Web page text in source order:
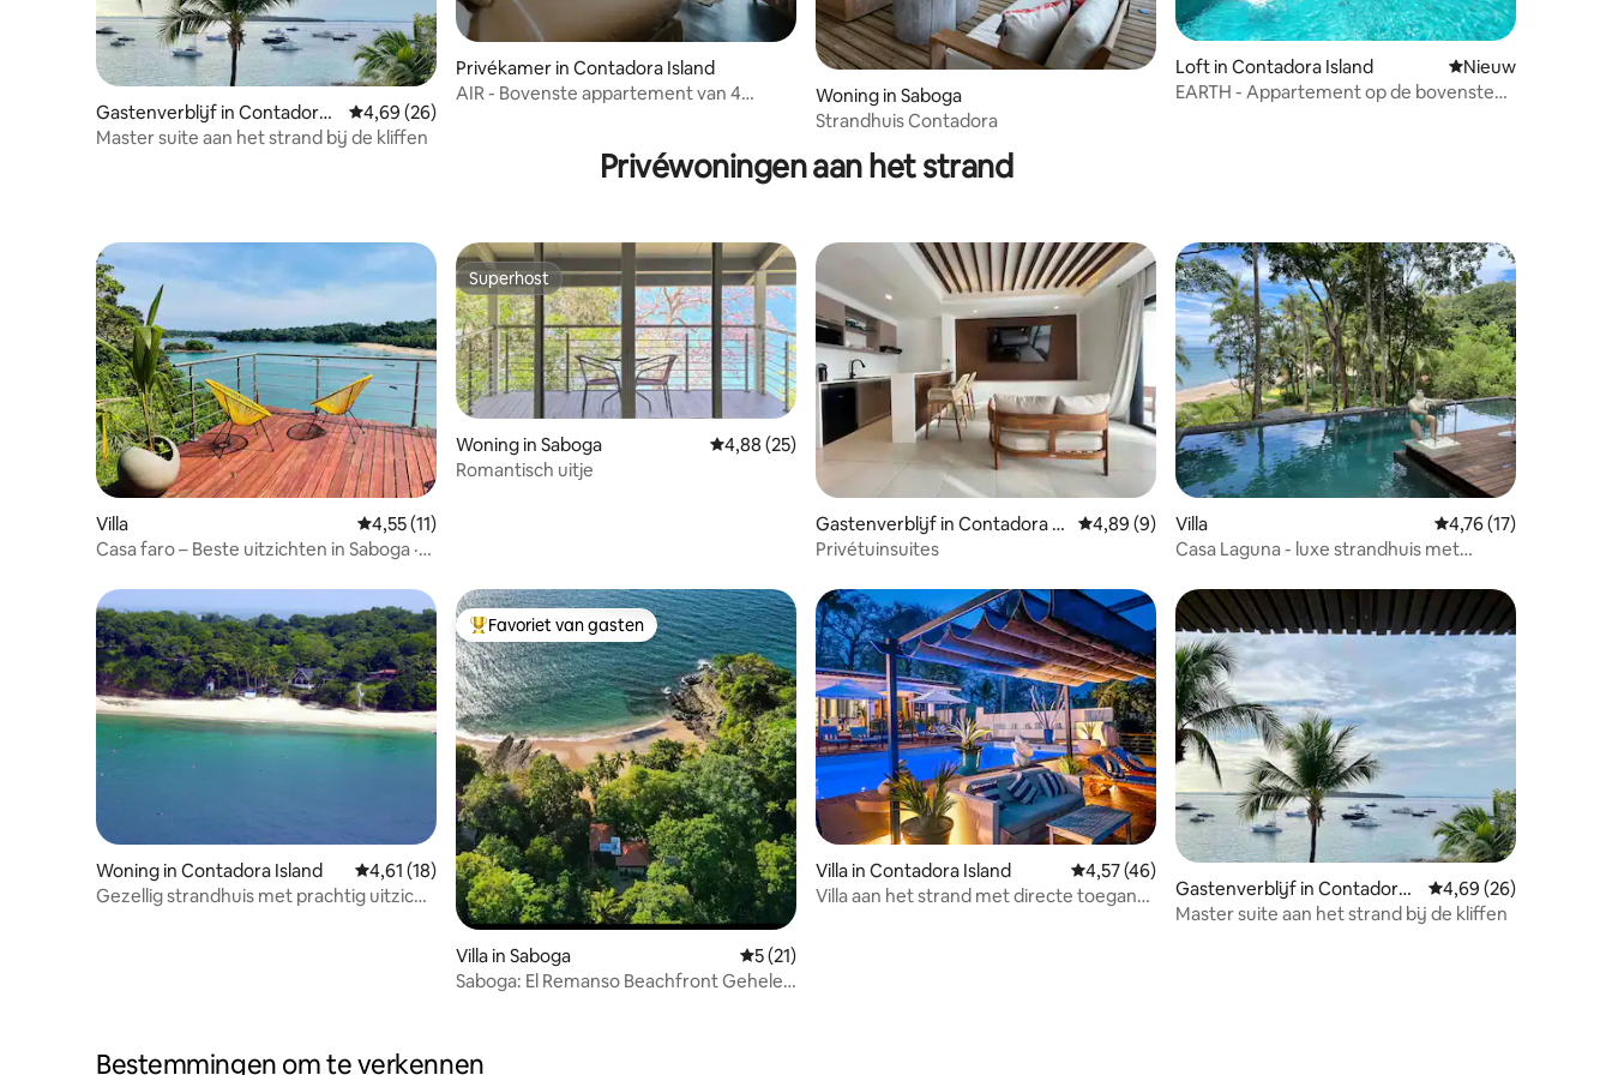
Gastenverblijf in Contadora I
sland
Gemiddelde beoordeling van 4,69 uit 5, 26 recensies
4,69 (26)
Master suite aan het strand bij de kliffen
Privékamer in Contadora Island
AIR - Bovenste appartement van 4
Woning in Saboga
Strandhuis Contadora
Loft in Contadora Island Nieuwe
Nieuw
EARTH - Appartement op de bovenste
Privéwoningen aan het strand
Villa Gemiddelde beoordeling van 4,55 uit 5, 11 recensies
4,55 (11)
Casa faro – Beste uitzichten in Saboga ·
Superhost
Superhost
Woning in Saboga Gemiddelde beoordeling van 4,88 uit 5, 25 recensies
4,88 (25)
Romantisch uitje
Gastenverblijf in Contadora Isl
and
Gemiddelde beoordeling van 4,89 uit 5, 9 recensies
4,89 (9)
Privétuinsuites
Villa Gemiddelde
4,76 (17)
Casa Laguna - luxe strandhuis met
Woning in Contadora Island Gemiddelde beoordeling van 4,61 uit 5, 18 recensies
4,61 (18)
Gezellig strandhuis met prachtig uitzicht
Topfavoriet van gasten
Favoriet van gasten
Villa in Saboga Gemiddelde beoordeling van 5 uit 5, 21 recensies
5 (21)
Saboga: El Remanso Beachfront Gehele
Villa in Contadora Island Gemiddelde beoordeling van 4,57 uit 5, 46 recensies
4,57 (46)
Villa aan het strand met directe toegang
Gastenverblijf in Contadora I
sland
Gemiddelde
4,69 (26)
Master suite aan het strand bij de kliffen
Bestemmingen om te verkennen